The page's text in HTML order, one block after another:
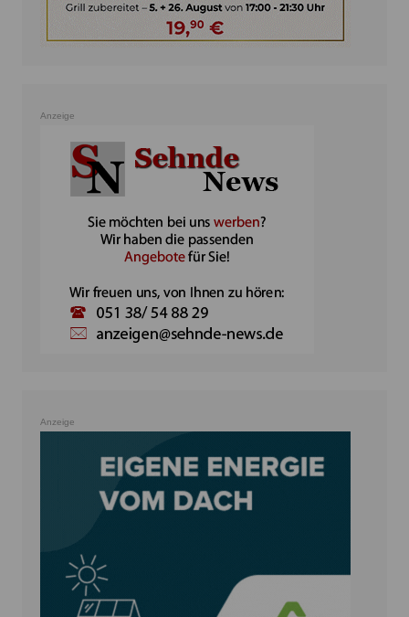
Anzeige
Anzeige